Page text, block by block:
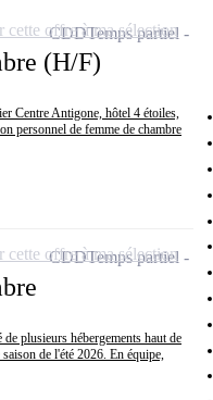
(H/F)
Centre Antigone, hôtel 4 étoiles,
personnel de femme de chambre
CDDTemps partiel
cette offre à ma sélection
plusieurs hébergements haut de
de l'été 2026. En équipe,
CDDTemps partiel
cette offre à ma sélection